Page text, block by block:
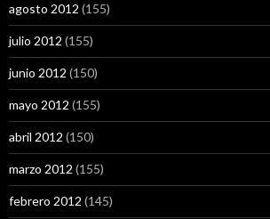
agosto 2012 (155)
julio 2012 (155)
junio 2012 (150)
mayo 2012 (155)
abril 2012 (150)
marzo 2012 (155)
febrero 2012 (145)